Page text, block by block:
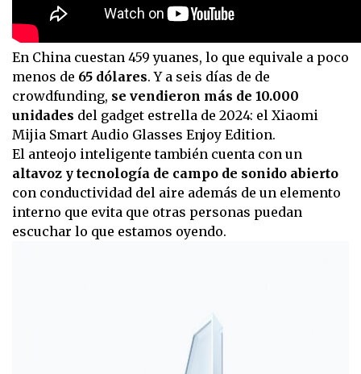
En China cuestan 459 yuanes, lo que equivale a poco
menos de 65 dólares. Y a seis días de de
crowdfunding, se vendieron más de 10.000
unidades del gadget estrella de 2024: el Xiaomi
Mijia Smart Audio Glasses Enjoy Edition.
El anteojo inteligente también cuenta con un
altavoz y tecnología de campo de sonido abierto
con conductividad del aire además de un elemento
interno que evita que otras personas puedan
escuchar lo que estamos oyendo.